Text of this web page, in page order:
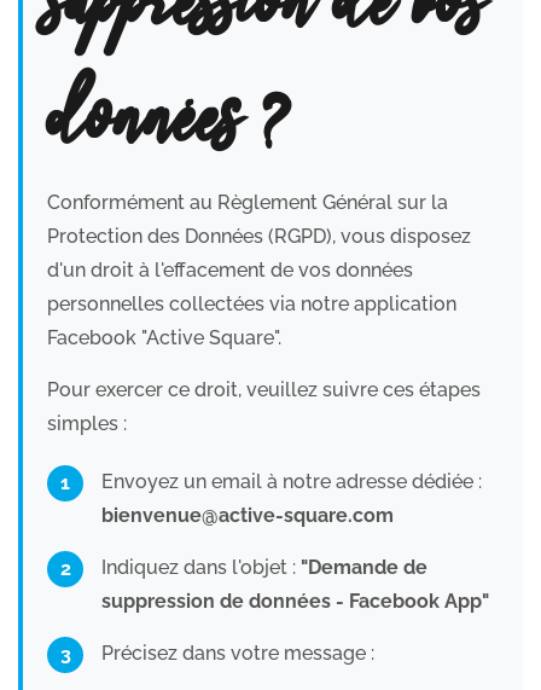
données ?
Conformément au Règlement Général sur la
Protection des Données (RGPD), vous disposez
d'un droit à l'effacement de vos données
personnelles collectées via notre application
Facebook "Active Square".
Pour exercer ce droit, veuillez suivre ces étapes
simples :
Envoyez un email à notre adresse dédiée :
bienvenue@active-square.com
Indiquez dans l'objet : "Demande de
suppression de données - Facebook App"
Précisez dans votre message :